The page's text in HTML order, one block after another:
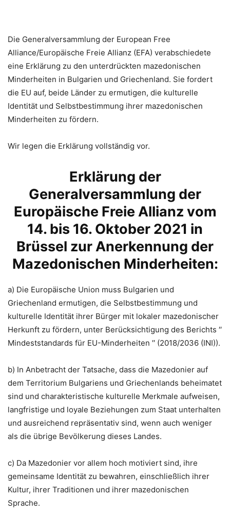
Die Generalversammlung der European Free
Alliance/Europäische Freie Allianz (EFA) verabschiedete
eine Erklärung zu den unterdrückten mazedonischen
Minderheiten in Bulgarien und Griechenland. Sie fordert
die EU auf, beide Länder zu ermutigen, die kulturelle
Identität und Selbstbestimmung ihrer mazedonischen
Minderheiten zu fördern.
Wir legen die Erklärung vollständig vor.
Erklärung der
Generalversammlung der
Europäische Freie Allianz vom
14. bis 16. Oktober 2021 in
Brüssel zur Anerkennung der
Mazedonischen Minderheiten:
a) Die Europäische Union muss Bulgarien und
Griechenland ermutigen, die Selbstbestimmung und
kulturelle Identität ihrer Bürger mit lokaler mazedonischer
Herkunft zu fördern, unter Berücksichtigung des Berichts ′′
Mindeststandards für EU-Minderheiten ′′ (2018/2036 (INI)).
b) In Anbetracht der Tatsache, dass die Mazedonier auf
dem Territorium Bulgariens und Griechenlands beheimatet
sind und charakteristische kulturelle Merkmale aufweisen,
langfristige und loyale Beziehungen zum Staat unterhalten
und ausreichend repräsentativ sind, wenn auch weniger
als die übrige Bevölkerung dieses Landes.
c) Da Mazedonier vor allem hoch motiviert sind, ihre
gemeinsame Identität zu bewahren, einschließlich ihrer
Kultur, ihrer Traditionen und ihrer mazedonischen
Sprache.